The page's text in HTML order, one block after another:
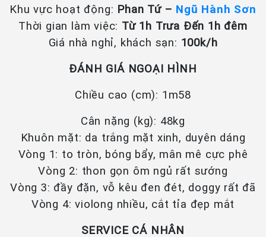
Khu vực hoạt động: Phan Tứ – Ngũ Hành Sơn
Thời gian làm việc: Từ 1h Trưa Đến 1h đêm
Giá nhà nghỉ, khách sạn: 100k/h
ĐÁNH GIÁ NGOẠI HÌNH
Chiều cao (cm): 1m58
Cân nặng (kg): 48kg
Khuôn mặt: da trắng mặt xinh, duyên dáng
Vòng 1: to tròn, bóng bẩy, mân mê cực phê
Vòng 2: thon gọn ôm ngủ rất sướng
Vòng 3: đầy đặn, vỗ kêu đen đét, doggy rất đã
Vòng 4: violong nhiều, cắt tỉa đẹp mắt
SERVICE CÁ NHÂN